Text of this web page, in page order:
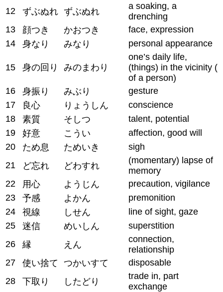
12
ずぶぬれ ずぶぬれ
a soaking, a
drenching
13
顔つき かおつき
face, expression
14
身なり みなり personal appearance
15 身の回り みのまわり
one’s daily life,
(things) in the vicinity (
of a person)
16
身振り みぶり
gesture
17
良心 りょうしん
conscience
18
素質 そしつ
talent, potential
19
好意 こうい
affection, good will
20
ため息 ためいき
sigh
21
ど忘れ どわすれ
(momentary) lapse of
memory
22
用心 ようじん
precaution, vigilance
23
予感 よかん
premonition
24
視線 しせん
line of sight, gaze
25
迷信 めいしん
superstition
26
縁 えん
connection,
relationship
27
使い捨て つかいすて
disposable
28
下取り したどり
trade in, part
exchange